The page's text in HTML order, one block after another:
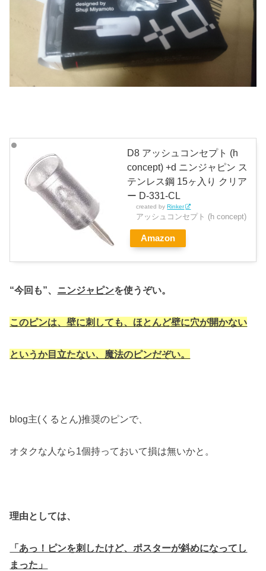
D8 アッシュコンセプト (h
concept) +d ニンジャピン ス
テンレス鋼 15ヶ入り クリア
ー D-331-CL
created byRinker
アッシュコンセプト (h concept)
Amazon
“今回も”、 ニンジャピンを使うぞい。
このピンは、壁に刺しても、ほとんど壁に穴が開かない
というか目立たない、魔法のピンだぞい。
blog主(くるとん)推奨のピンで、
オタクな人なら1個持っておいて損は無いかと。
理由としては、
「あっ！ピンを刺したけど、ポスターが斜めになってし
まった」